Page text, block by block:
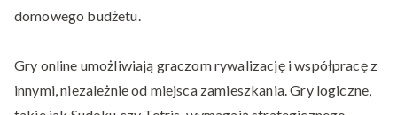
domowego budżetu.
Gry online umożliwiają graczom rywalizację i współpracę z
innymi, niezależnie od miejsca zamieszkania. Gry logiczne,